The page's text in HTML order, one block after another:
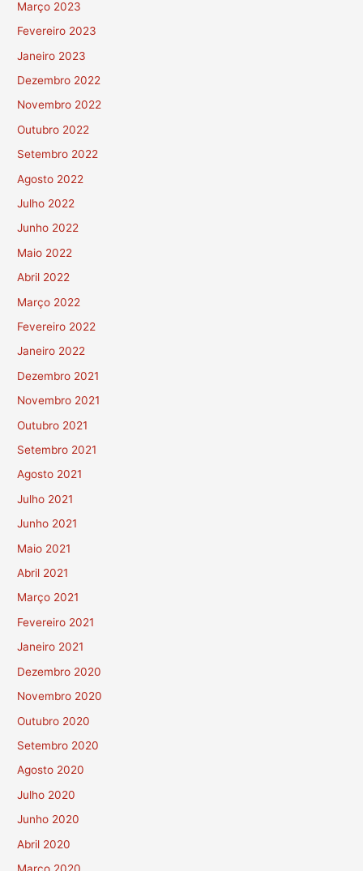
Março 2023
Fevereiro 2023
Janeiro 2023
Dezembro 2022
Novembro 2022
Outubro 2022
Setembro 2022
Agosto 2022
Julho 2022
Junho 2022
Maio 2022
Abril 2022
Março 2022
Fevereiro 2022
Janeiro 2022
Dezembro 2021
Novembro 2021
Outubro 2021
Setembro 2021
Agosto 2021
Julho 2021
Junho 2021
Maio 2021
Abril 2021
Março 2021
Fevereiro 2021
Janeiro 2021
Dezembro 2020
Novembro 2020
Outubro 2020
Setembro 2020
Agosto 2020
Julho 2020
Junho 2020
Abril 2020